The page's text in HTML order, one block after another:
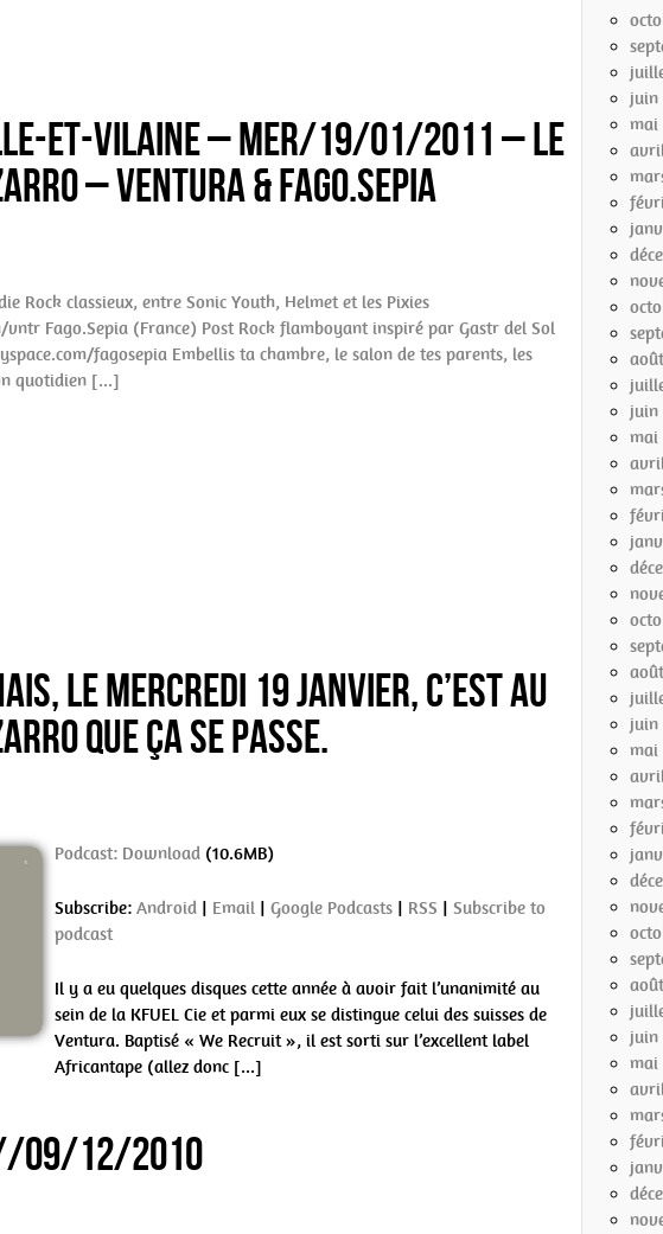
et-Vilaine – mer/19/01/2011 – Le
– Ventura & Fago.Sepia
Rock classieux, entre Sonic Youth, Helmet et les Pixies
Fago.Sepia (France) Post Rock flamboyant inspiré par Gastr del Sol
fagosepia Embellis ta chambre, le salon de tes parents, les
quotidien […]
le mercredi 19 janvier, c’est au
que ça se passe.
Podcast: Download (10.6MB)
Subscribe: Android | Email | Google Podcasts | RSS | Subscribe to
podcast
Il y a eu quelques disques cette année à avoir fait l’unanimité au
sein de la KFUEL Cie et parmi eux se distingue celui des suisses de
Ventura. Baptisé « We Recruit », il est sorti sur l’excellent label
Africantape (allez donc […]
09/12/2010
juin
mai
juin
mai
juin
mai
juin
mai